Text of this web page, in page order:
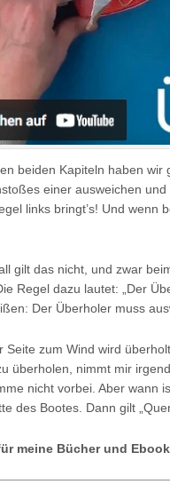
beiden Kapiteln haben
einer ausweichen
links bringt’s! Und wenn
gilt das nicht, und zwar
Regel dazu lautet: „Der
Der Überholer muss
Seite zum Wind wird
überholen, nimmt mir
nicht vorbei. Aber wann
des Bootes. Dann gilt
meine Bücher und